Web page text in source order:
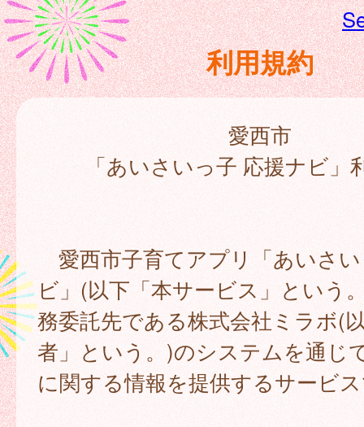
利用規約
愛西市
「あいさいっ子 応援ナビ」
愛西市子育てアプリ「あいさ
ビ」(以下「本サービス」という
務委託先である株式会社ミラボ(
者」という。)のシステムを通じ
に関する情報を提供するサービ